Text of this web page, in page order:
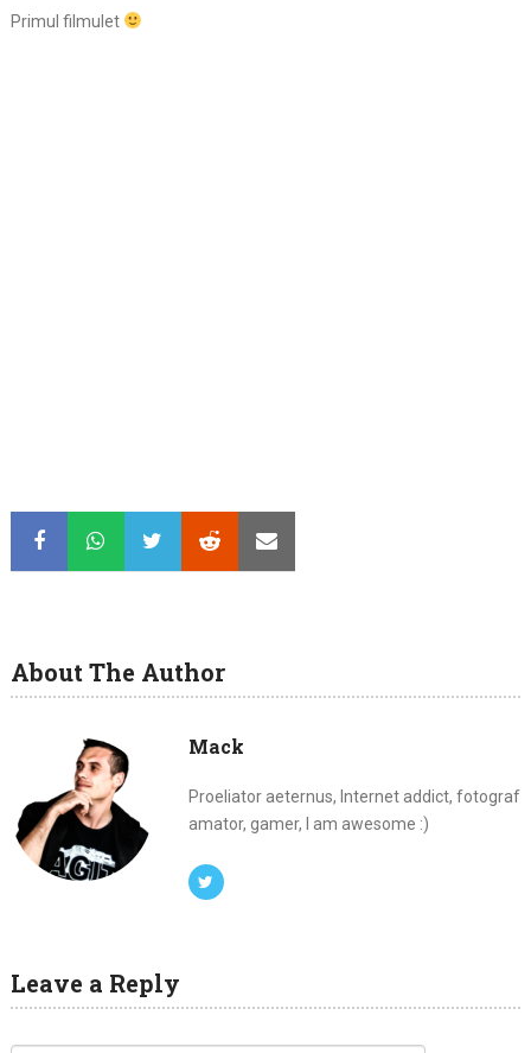
Primul filmulet
About The Author
Mack
Proeliator aeternus, Internet addict, fotograf
amator, gamer, I am awesome :)
Leave a Reply